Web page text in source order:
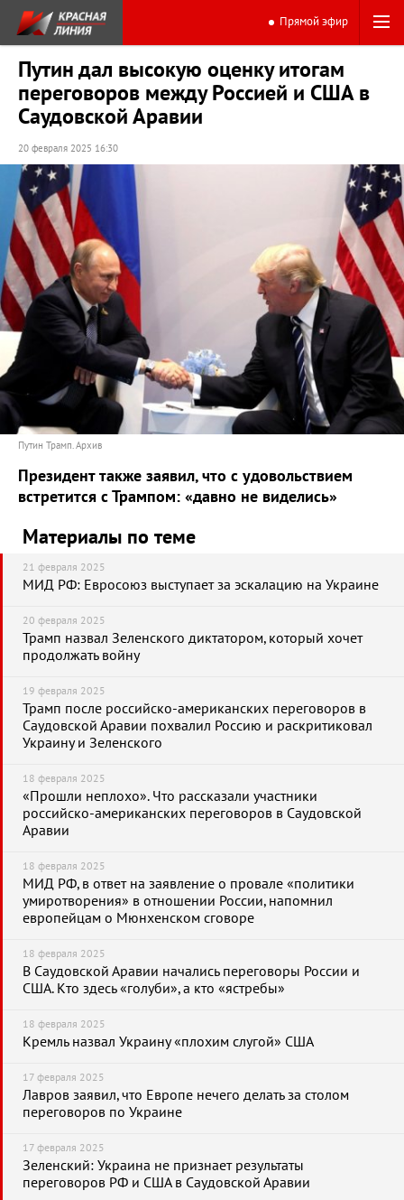
Прямой эфир
Путин дал высокую оценку итогам
переговоров между Россией и США в
Саудовской Аравии
20 февраля 2025 16:30
Путин Трамп. Архив
Президент также заявил, что с удовольствием
встретится с Трампом: «давно не виделись»
Материалы по теме
21 февраля 2025
МИД РФ: Евросоюз выступает за эскалацию на Украине
20 февраля 2025
Трамп назвал Зеленского диктатором, который хочет
продолжать войну
19 февраля 2025
Трамп после российско-американских переговоров в
Саудовской Аравии похвалил Россию и раскритиковал
Украину и Зеленского
18 февраля 2025
«Прошли неплохо». Что рассказали участники
российско-американских переговоров в Саудовской
Аравии
18 февраля 2025
МИД РФ, в ответ на заявление о провале «политики
умиротворения» в отношении России, напомнил
европейцам о Мюнхенском сговоре
18 февраля 2025
В Саудовской Аравии начались переговоры России и
США. Кто здесь «голуби», а кто «ястребы»
18 февраля 2025
Кремль назвал Украину «плохим слугой» США
17 февраля 2025
Лавров заявил, что Европе нечего делать за столом
переговоров по Украине
17 февраля 2025
Зеленский: Украина не признает результаты
переговоров РФ и США в Саудовской Аравии